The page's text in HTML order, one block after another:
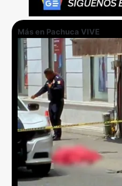
Más en Pachuca VIVE